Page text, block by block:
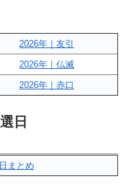
2026年｜友引
2026年｜仏滅
2026年｜赤口
日
まとめ